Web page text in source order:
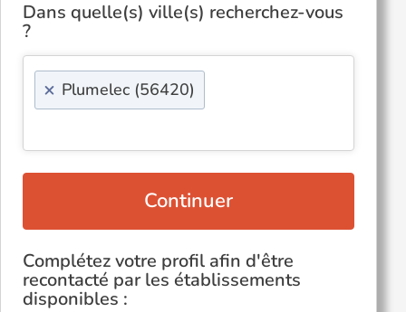
Dans quelle(s) ville(s) recherchez-vous
?
× Plumelec (56420)
Continuer
Complétez votre profil afin d'être
recontacté par les établissements
disponibles :